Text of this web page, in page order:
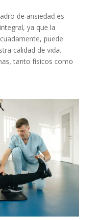
de ansiedad es
ya que la
puede
calidad de vida.
tanto físicos como